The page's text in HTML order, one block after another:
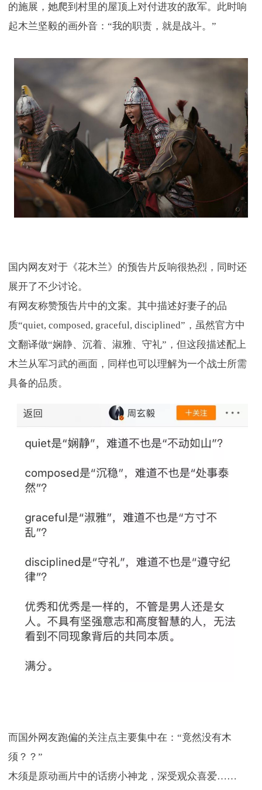
的施展，她爬到村里的屋顶上对付进攻的敌军。此时响
起木兰坚毅的画外音：“我的职责，就是战斗。”
国内网友对于《花木兰》的预告片反响很热烈，同时还
展开了不少讨论。
有网友称赞预告片中的文案。其中描述好妻子的品
质“quiet, composed, graceful, disciplined”，虽然官方中
文翻译做“娴静、沉着、淑雅、守礼”，但这段描述配上
木兰从军习武的画面，同样也可以理解为一个战士所需
具备的品质。
而国外网友跑偏的关注点主要集中在：“竟然没有木
须？？”
木须是原动画片中的话痨小神龙，深受观众喜爱……